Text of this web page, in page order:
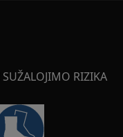
SUŽALOJIMO RIZIKA